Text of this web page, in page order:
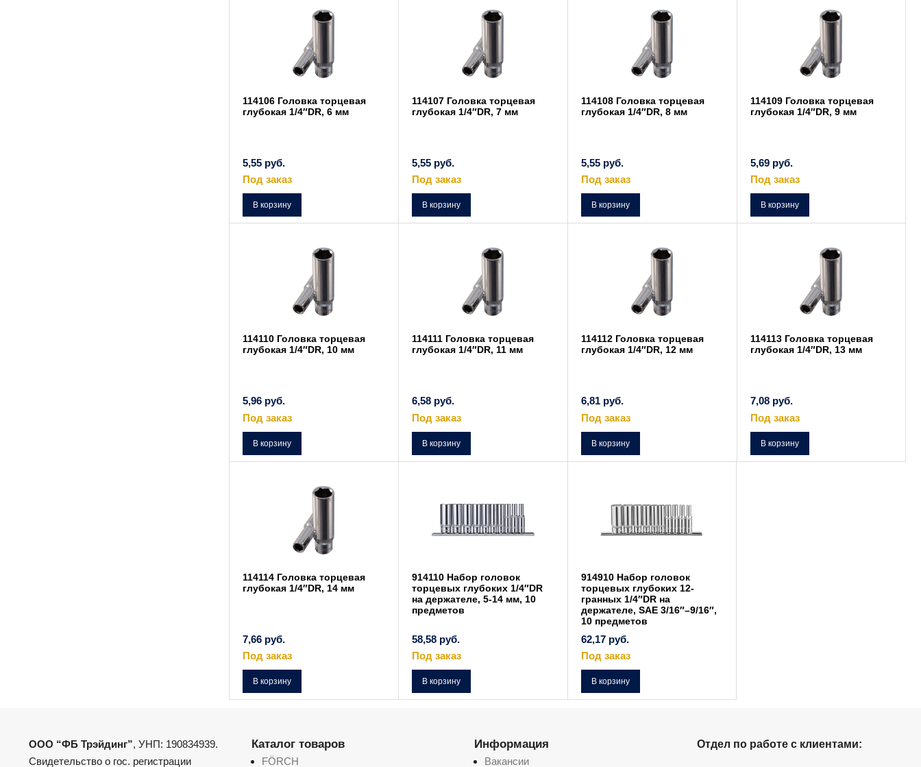
114106 Головка торцевая
глубокая 1/4″DR, 6 мм
5,55 руб.
Под заказ
В корзину
114107 Головка торцевая
глубокая 1/4″DR, 7 мм
5,55 руб.
Под заказ
В корзину
114108 Головка торцевая
глубокая 1/4″DR, 8 мм
5,55 руб.
Под заказ
В корзину
114109 Головка торцевая
глубокая 1/4″DR, 9 мм
5,69 руб.
Под заказ
В корзину
114110 Головка торцевая
глубокая 1/4″DR, 10 мм
5,96 руб.
Под заказ
В корзину
114111 Головка торцевая
глубокая 1/4″DR, 11 мм
6,58 руб.
Под заказ
В корзину
114112 Головка торцевая
глубокая 1/4″DR, 12 мм
6,81 руб.
Под заказ
В корзину
114113 Головка торцевая
глубокая 1/4″DR, 13 мм
7,08 руб.
Под заказ
В корзину
114114 Головка торцевая
глубокая 1/4″DR, 14 мм
7,66 руб.
Под заказ
В корзину
914110 Набор головок
торцевых глубоких 1/4″DR
на держателе, 5-14 мм, 10
предметов
58,58 руб.
Под заказ
В корзину
914910 Набор головок
торцевых глубоких 12-
гранных 1/4″DR на
держателе, SAE 3/16″–9/16″,
10 предметов
62,17 руб.
Под заказ
В корзину
ООО “ФБ Трэйдинг”, УНП: 190834939.
Свидетельство о гос. регистрации
Каталог товаров
FÖRCH
Информация
Вакансии
Отдел по работе с клиентами: